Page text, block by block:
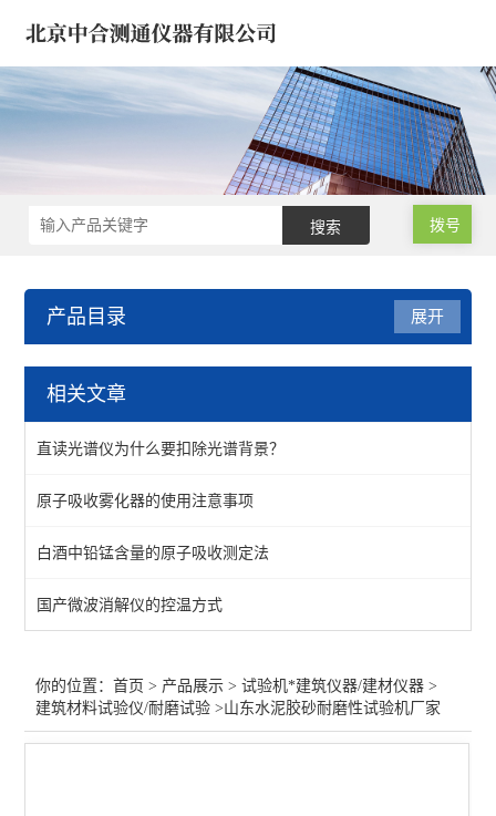
拨号
产品目录
试验机*建筑仪器/建材仪器
胶合板/木板静曲强度试验
展开
相关文章
直读光谱仪为什么要扣除光谱背景？
原子吸收雾化器的使用注意事项
白酒中铅锰含量的原子吸收测定法
国产微波消解仪的控温方式
你的位置：首页 > 产品展示 >试验机*建筑仪器/建材仪器 >
建筑材料试验仪/耐磨试验 >山东水泥胶砂耐磨性试验机厂家